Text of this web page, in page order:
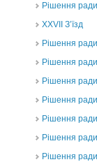
Рішення
ХХVII З’їзд
Рішення
Рішення
Рішення
Рішення
Рішення
Рішення
Рішення